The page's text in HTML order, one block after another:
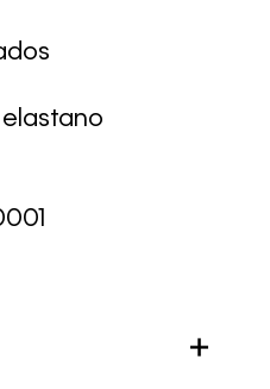
elastano